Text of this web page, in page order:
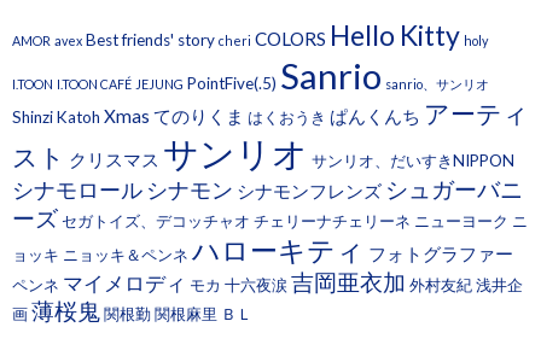
AMOR avex Best friends' story cheri COLORS Hello Kitty holy
I.TOON I.TOON CAFÉ JEJUNG PointFive(.5) Sanrio sanrio、サンリオ
Shinzi Katoh Xmas てのりくま はくおうき ぱんくんち アーティ
スト クリスマス サンリオ サンリオ、だいすきNIPPON
シナモロール シナモン シナモンフレンズ シュガーバニ
ーズ セガトイズ、デコッチャオ チェリーナチェリーネ ニューヨーク ニ
ョッキ ニョッキ＆ペンネ ハローキティ フォトグラファー
ペンネ マイメロディ モカ 十六夜涙 吉岡亜衣加 外村友紀浅井企
画薄桜鬼関根勤関根麻里 ＢＬ